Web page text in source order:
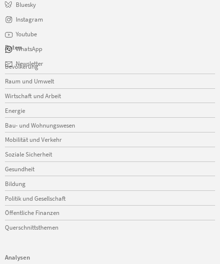
Bluesky
Instagram
Youtube
WhatsApp
Newsletter
Daten
Navigation
überspringen
Bevölkerung
Raum und Umwelt
Wirtschaft und Arbeit
Energie
Bau- und Wohnungswesen
Mobilität und Verkehr
Soziale Sicherheit
Gesundheit
Bildung
Politik und Gesellschaft
Öffentliche Finanzen
Querschnittsthemen
Analysen